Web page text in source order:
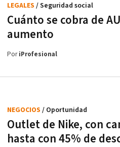
Cuánto se cobra de
aumento
LEGALES / Seguridad social
PoriProfesional
Outlet de Nike, con
hasta con 45% de
NEGOCIOS / Oportunidad